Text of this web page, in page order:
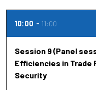
10:00 11:00
Session 9 (Panel
Efficiencies in Trade
Security